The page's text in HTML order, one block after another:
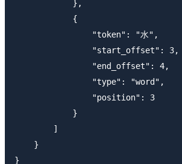
            },
            {
                "token": "水",
                "start_offset": 3,
                "end_offset": 4,
                "type": "word",
                "position": 3
            }
        ]
    }